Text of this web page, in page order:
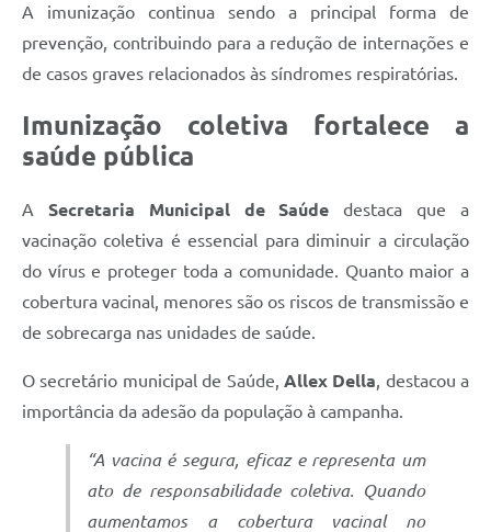
A imunização continua sendo a principal forma de
prevenção, contribuindo para a redução de internações e
de casos graves relacionados às síndromes respiratórias.
Imunização coletiva fortalece a
saúde pública
A Secretaria Municipal de Saúde destaca que a
vacinação coletiva é essencial para diminuir a circulação
do vírus e proteger toda a comunidade. Quanto maior a
cobertura vacinal, menores são os riscos de transmissão e
de sobrecarga nas unidades de saúde.
O secretário municipal de Saúde, Allex Della , destacou a
importância da adesão da população à campanha.
“A vacina é segura, eficaz e representa um
ato de responsabilidade coletiva. Quando
aumentamos a cobertura vacinal no